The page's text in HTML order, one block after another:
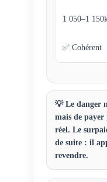
1 050–1
✅ Cohérent
💡 Le danger
mais de payer
réel. Le
de suite : il
revendre.